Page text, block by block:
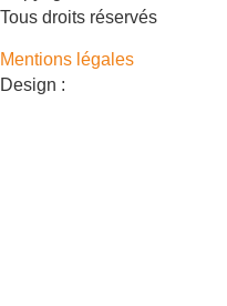
Tous droits réservés
Mentions légales
Design :